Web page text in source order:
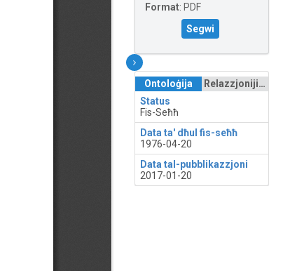
Format: PDF
Segwi
Ontoloġija
Relazzjonijiet
Status
Fis-Seħħ
Data ta' dħul fis-seħħ
1976-04-20
Data tal-pubblikazzjoni
2017-01-20